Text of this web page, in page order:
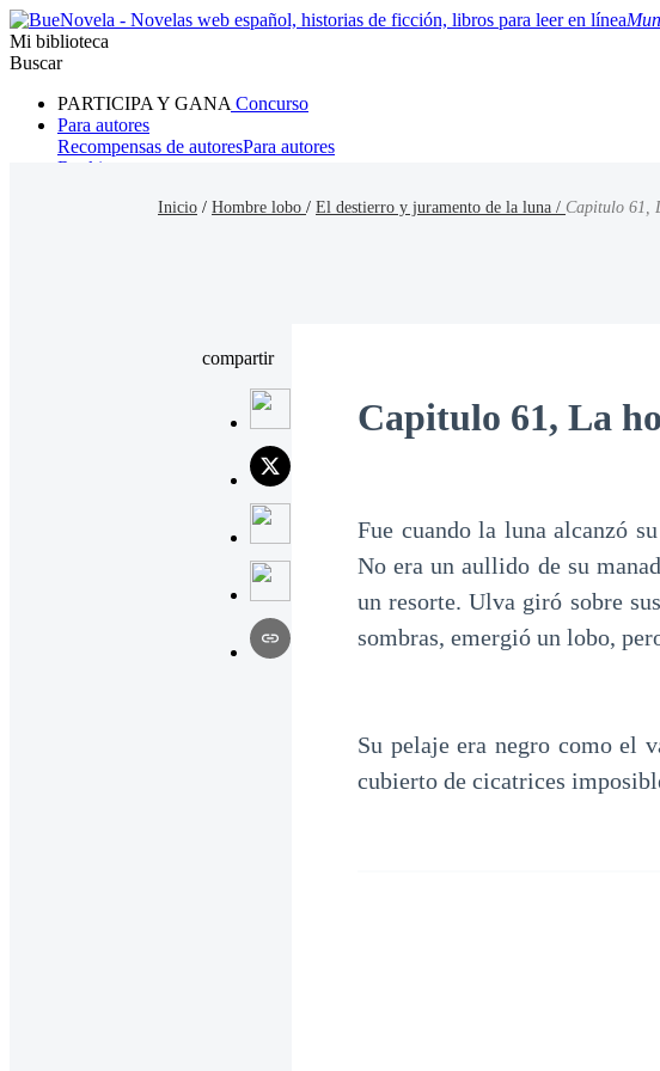
Mi biblioteca
Buscar
PARTICIPA Y GANA Concurso
Para autores
Recompensas de autoresPara autores
Ranking
Inicio / Hombre lobo / El destierro y juramento de la luna / Capitulo 61,
compartir
Capitulo 61, La
Fue cuando la luna alcanzó
No era un aullido de su
un resorte. Ulva giró sobre
sombras, emergió un lobo,
Su pelaje era negro como el
cubierto de cicatrices